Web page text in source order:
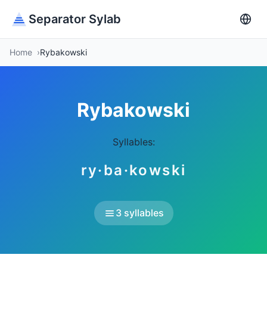
Separator Sylab
Home Rybakowski
Rybakowski
Syllables:
ry·ba·kowski
3 syllables